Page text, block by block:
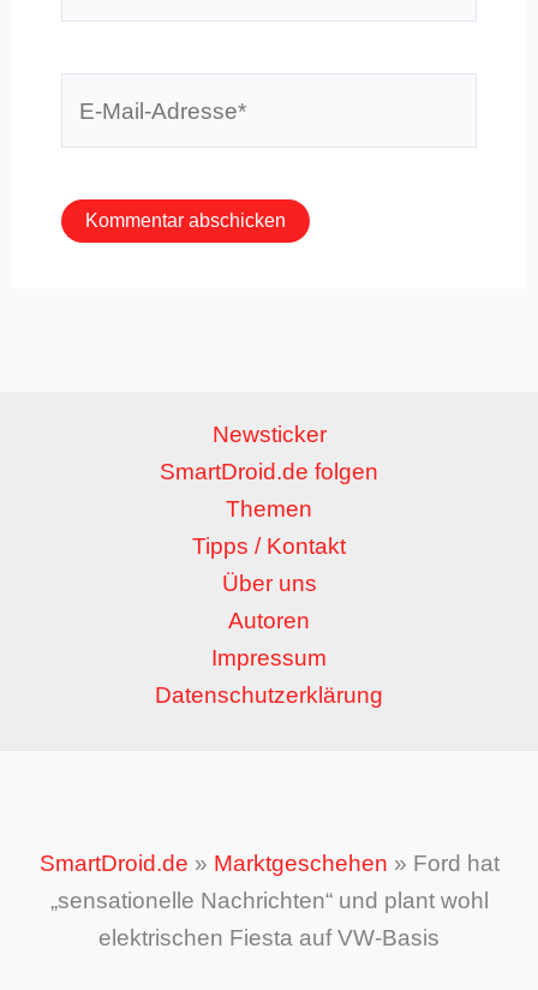
Newsticker
SmartDroid.de folgen
Themen
Tipps / Kontakt
Über uns
Autoren
Impressum
Datenschutzerklärung
SmartDroid.de » Marktgeschehen » Ford hat
„sensationelle Nachrichten“ und plant wohl
elektrischen Fiesta auf VW-Basis